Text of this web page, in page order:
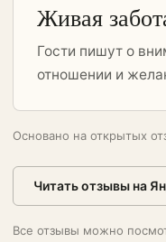
Живая
Гости пишут о
отношении и
Основано на открытых
Читать отзывы на
Все отзывы можно